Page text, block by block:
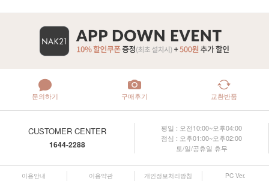
문의하기 구매후기 교환반품
CUSTOMER CENTER
1644-2288
평일 : 오전10:00~오후04:00
점심 : 오후01:00~오후02:00
토/일/공휴일 휴무
이용안내 이용약관 개인정보처리방침 PC Ver.